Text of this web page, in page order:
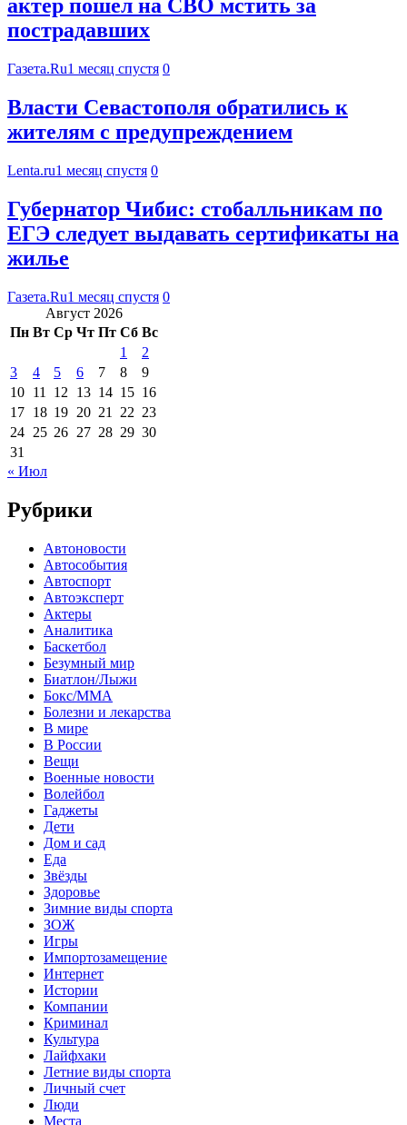
актер пошел на СВО мстить за
пострадавших
Газета.Ru1 месяц спустя 0
Власти Севастополя обратились к
жителям с предупреждением
Lenta.ru1 месяц спустя 0
Губернатор Чибис: стобалльникам по
ЕГЭ следует выдавать сертификаты на
жилье
Газета.Ru1 месяц спустя 0
Август 2026
Пн Вт Ср Чт Пт Сб Вс
1
2
3
4 5 6 7 8
9
10 11 12 13 14 15 16
17 18 19 20 21 22 23
24 25 26 27 28 29 30
31
« Июл
Рубрики
Автоновости
Автособытия
Автоспорт
Автоэксперт
Актеры
Аналитика
Баскетбол
Безумный мир
Биатлон/Лыжи
Бокс/MMA
Болезни и лекарства
В мире
В России
Вещи
Военные новости
Волейбол
Гаджеты
Дети
Дом и сад
Еда
Звёзды
Здоровье
Зимние виды спорта
ЗОЖ
Игры
Импортозамещение
Интернет
Истории
Компании
Криминал
Культура
Лайфхаки
Летние виды спорта
Личный счет
Люди
Места